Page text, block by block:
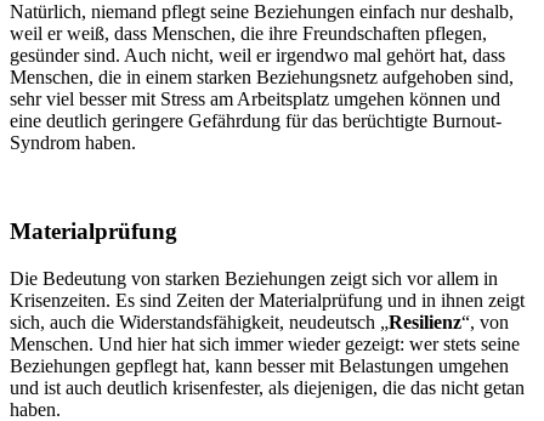
Natürlich, niemand pflegt seine Beziehungen einfach nur deshalb,
weil er weiß, dass Menschen, die ihre Freundschaften pflegen,
gesünder sind. Auch nicht, weil er irgendwo mal gehört hat, dass
Menschen, die in einem starken Beziehungsnetz aufgehoben sind,
sehr viel besser mit Stress am Arbeitsplatz umgehen können und
eine deutlich geringere Gefährdung für das berüchtigte Burnout-
Syndrom haben.
Materialprüfung
Die Bedeutung von starken Beziehungen zeigt sich vor allem in
Krisenzeiten. Es sind Zeiten der Materialprüfung und in ihnen zeigt
sich, auch die Widerstandsfähigkeit, neudeutsch „Resilienz“, von
Menschen. Und hier hat sich immer wieder gezeigt: wer stets seine
Beziehungen gepflegt hat, kann besser mit Belastungen umgehen
und ist auch deutlich krisenfester, als diejenigen, die das nicht getan
haben.